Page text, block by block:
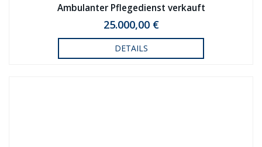
Ambulanter Pflegedienst verkauft
25.000,00 €
DETAILS